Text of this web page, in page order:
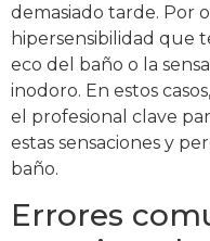
demasiado tarde. Por
hipersensibilidad que
eco del baño o la
inodoro. En estos
el profesional clave
estas sensaciones y
baño.
Errores